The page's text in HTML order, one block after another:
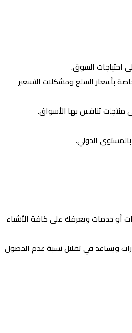
احتياجات السوق.
بأسعار السلع ومشكلات التسعير
منتجات تنافس بها الأسواق.
الدولي.
أو خدمات ويعرفك على كافة الأشياء
ويساعد في تقليل نسبة عدم الحصول